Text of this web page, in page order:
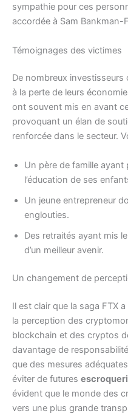
sympathie pour ces
accordée à Sam Bankman-
Témoignages des victimes
De nombreux
à la perte de leurs
ont souvent mis en avant
provoquant un élan de
renforcée dans le secteur.
Un père de famille
l’éducation de ses
Un jeune entrepreneur
englouties.
Des retraités ayant mis
d’un meilleur avenir.
Un changement de
Il est clair que la saga FTX
la perception des
blockchain et des cryptos
davantage de
que des mesures
éviter de futures
évident que le monde des
vers une plus grande